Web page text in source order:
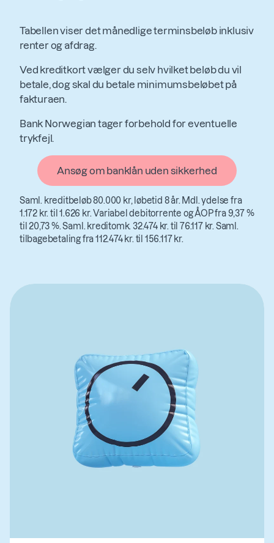
Tabellen viser det månedlige terminsbeløb inklusiv
renter og afdrag.
Ved kreditkort vælger du selv hvilket beløb du vil
betale, dog skal du betale minimumsbeløbet på
fakturaen.
Bank Norwegian tager forbehold for eventuelle
trykfejl.
Ansøg om banklån uden sikkerhed
Saml. kreditbeløb 80.000 kr, løbetid 8 år. Mdl. ydelse fra
1.172 kr. til 1.626 kr. Variabel debitorrente og ÅOP fra 9,37 %
til 20,73 %. Saml. kreditomk. 32.474 kr. til 76.117 kr. Saml.
tilbagebetaling fra 112.474 kr. til 156.117 kr.